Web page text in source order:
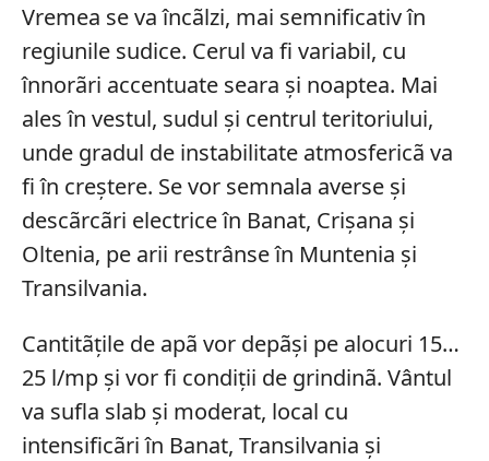
Vremea se va încãlzi, mai semnificativ în
regiunile sudice. Cerul va fi variabil, cu
înnorãri accentuate seara şi noaptea. Mai
ales în vestul, sudul şi centrul teritoriului,
unde gradul de instabilitate atmosfericã va
fi în creştere. Se vor semnala averse şi
descãrcãri electrice în Banat, Crişana şi
Oltenia, pe arii restrânse în Muntenia şi
Transilvania.
Cantitãţile de apã vor depãşi pe alocuri 15…
25 l/mp şi vor fi condiţii de grindinã. Vântul
va sufla slab şi moderat, local cu
intensificãri în Banat, Transilvania şi